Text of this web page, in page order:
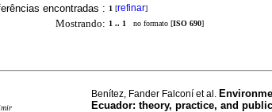
encontradas : 1 [refinar]
Mostrando: 1 .. 1 no formato [ISO 690]
Benítez, Fander Falconí et al.
Ecuador: theory, practice, and